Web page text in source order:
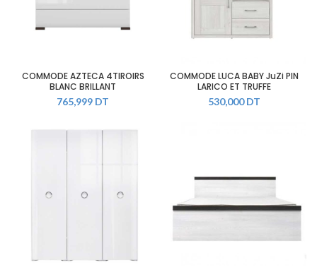
COMMODE AZTECA 4TIROIRS
BLANC BRILLANT
765,999 DT
COMMODE LUCA BABY JuZi PIN
LARICO ET TRUFFE
530,000DT